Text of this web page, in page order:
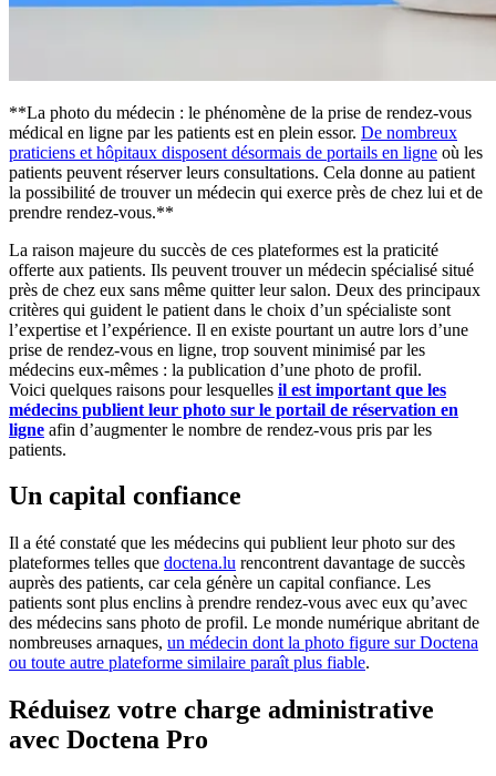
**La photo du médecin : le phénomène de la prise de rendez-vous
médical en ligne par les patients est en plein essor. De nombreux
praticiens et hôpitaux disposent désormais de portails en ligne où les
patients peuvent réserver leurs consultations. Cela donne au patient
la possibilité de trouver un médecin qui exerce près de chez lui et de
prendre rendez-vous.**
La raison majeure du succès de ces plateformes est la praticité
offerte aux patients. Ils peuvent trouver un médecin spécialisé situé
près de chez eux sans même quitter leur salon. Deux des principaux
critères qui guident le patient dans le choix d’un spécialiste sont
l’expertise et l’expérience. Il en existe pourtant un autre lors d’une
prise de rendez-vous en ligne, trop souvent minimisé par les
médecins eux-mêmes : la publication d’une photo de profil.
Voici quelques raisons pour lesquelles il est important que les
médecins publient leur photo sur le portail de réservation en
ligne afin d’augmenter le nombre de rendez-vous pris par les
patients.
Un capital confiance
Il a été constaté que les médecins qui publient leur photo sur des
plateformes telles que doctena.lu rencontrent davantage de succès
auprès des patients, car cela génère un capital confiance. Les
patients sont plus enclins à prendre rendez-vous avec eux qu’avec
des médecins sans photo de profil. Le monde numérique abritant de
nombreuses arnaques, un médecin dont la photo figure sur Doctena
ou toute autre plateforme similaire paraît plus fiable.
Réduisez votre charge administrative
avec Doctena Pro